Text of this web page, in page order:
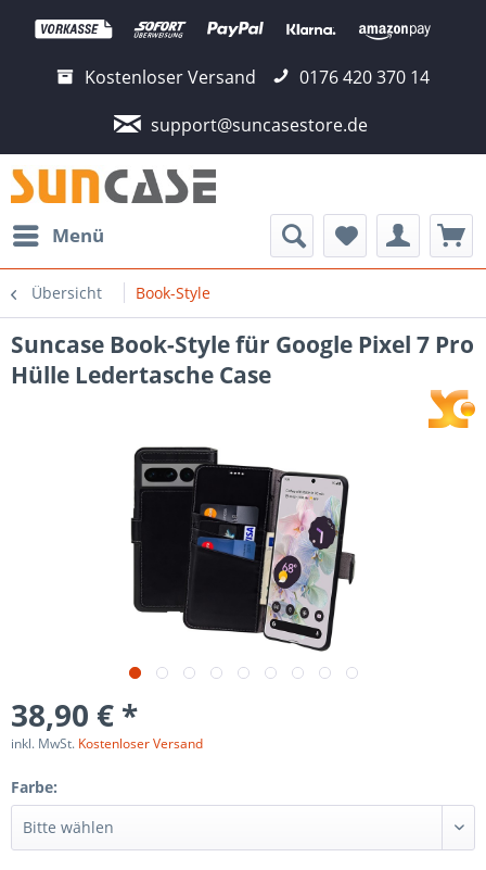
Kostenloser Versand
0176 420 370 14
support@suncasestore.de
Menü
Übersicht Book-Style
Suncase Book-Style für Google Pixel 7 Pro
Hülle Ledertasche Case
38,90 € *
inkl. MwSt. Kostenloser Versand
Farbe: